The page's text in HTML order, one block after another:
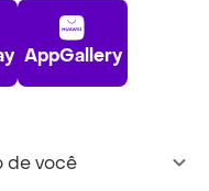
AppGallery
de você